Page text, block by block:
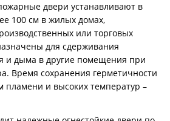
двери устанавливают в
100 см в жилых домах,
или торговых
для сдерживания
и дыма в другие помещения при
Время сохранения герметичности
пламени и высоких температур –